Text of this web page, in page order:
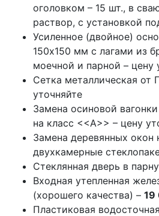
оголовком – 15 шт., в
раствор, с установкой
Усиленное (двойное)
150х150 мм с лагами из
моечной и парной – цену
Сетка металлическая от
уточняйте
Замена осиновой
на класс <<А>> – цену
Замена деревянных окон
двухкамерные
Стеклянная дверь в
Входная утепленная
(хорошего качества) – 19
Пластиковая